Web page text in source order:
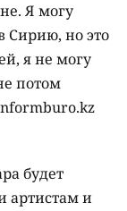
Я могу
Сирию, но это
я не могу
потом
будет
артистам и